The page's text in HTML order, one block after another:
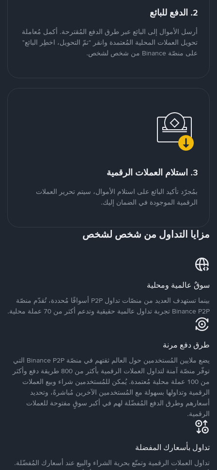
2. الدفع للبائع
أرسل الأموال إلى البائع عبر طرق الدفع المُقترحة. أكمل مُعاملة
تحويل العملات المحلية المُعتمدة وانقر "تمّ التحويل، اخطِر البائع"
على منصّة Binance من شخص لشخص.
3. استلام العملات الرقمية
بمُجرّد تأكيد البائع على استلام الأموال، سيتم تحرير العملات
الرقمية الموجودة في الضمان إليك.
مزايا التداول من شخص لشخص
سوقٌ عالمية ومحلية
بينما تستهدف العديد من منصّات تداول P2P أسواقًا مُحددة، تُقدّم منصّة
Binance P2P تجربة تداول عالمية حقيقية وتدعم أكثر من 70 عملة محلية.
طرق دفع مرنة
يضع ملايين المُستخدمين حول العالم ثقتهم في منصّة Binance P2P التي
توفّر منصّة آمنة لتداول العملات الرقمية بأكثر من 800 طريقة دفع وأكثر
من 100 عملة محلية مُعتمدة. يُمكن للمُستخدمين شراء وبيع العملات
الرقمية وتداولها بسهولة مع المُستخدمين الآخرين مُباشرةً، وتحديد
أسعارهم وطرق الدفع المُفضّلة لهم في أكبر سوقٍ مفتوحة للعملات
الرقمية.
تداول بأسعارك المفضلة
تداول العملات الرقمية وتمتّع بحرية الشراء والبيع عند أسعارك المُفضّلة.